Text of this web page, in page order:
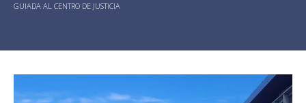
GUIADA AL CENTRO DE JUSTICIA